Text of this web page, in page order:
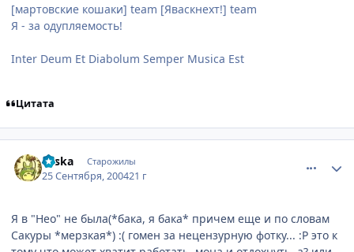
[мартовские кошаки] team [Яваскнехт!] team
Я - за одупляемость!
Inter Deum Et Diabolum Semper Musica Est
Цитата
aliska Старожилы
25 Сентября, 200421 г
Я в "Нео" не была(*бака, я бака* причем еще и по словам
Сакуры *мерзкая*) :( гомен за нецензурную фотку... :P это к